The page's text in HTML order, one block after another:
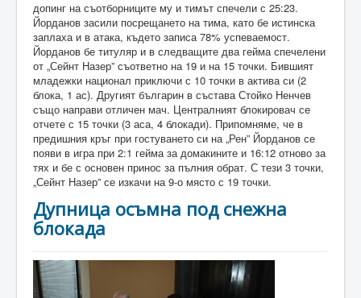
допинг на съотборниците му и тимът спечели с 25:23.
Йорданов засили посрещането на тима, като бе истинска
заплаха и в атака, където записа 78% успеваемост.
Йорданов бе титуляр и в следващите два гейма спечелени
от „Сейнт Назер” съответно на 19 и на 15 точки. Бившият
младежки национал приключи с 10 точки в актива си (2
блока, 1 ас). Другият българин в състава Стойко Ненчев
също направи отличен мач. Централният блокировач се
отчете с 15 точки (3 аса, 4 блокади). Припомняме, че в
предишния кръг при гостуването си на „Рен” Йорданов се
появи в игра при 2:1 гейма за домакините и 16:12 отново за
тях и бе с основен принос за пълния обрат. С тези 3 точки,
„Сейнт Назер” се изкачи на 9-о място с 19 точки.
Дупница осъмна под снежна
блокада